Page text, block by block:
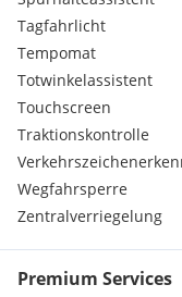
Tagfahrlicht
Tempomat
Totwinkelassistent
Touchscreen
Traktionskontrolle
Wegfahrsperre
Zentralverriegelung
Premium Services